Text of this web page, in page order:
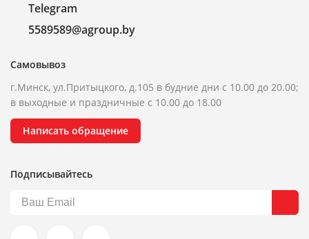
Telegram
5589589@agroup.by
Самовывоз
г.Минск, ул.Притыцкого, д.105 в будние дни с 10.00 до 20.00;
в выходные и праздничные с 10.00 до 18.00
Написать обращение
Подписывайтесь